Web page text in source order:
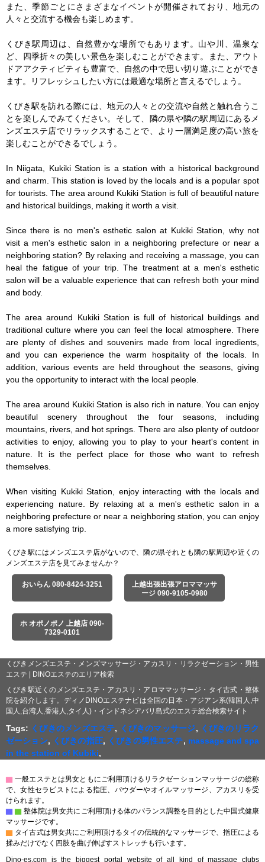
また、季節ごとにさまざまなイベントが開催されており、地元の
人々と交流する機会も楽しめます。
くびき駅周辺は、自然豊かな場所でもあります。山や川、温泉な
ど、四季折々の美しい景色を楽しむことができます。また、アウト
ドアアクティビティも豊富で、自然の中で思い切り遊ぶことができ
ます。リフレッシュしたい方には最適な場所と言えるでしょう。
くびき駅を訪れる際には、地元の人々との交流や自然と触れ合うこ
とを楽しんでみてください。そして、隣の県や隣の駅周辺にあるメ
ンズエステ店でリラックスすることで、より一層満足度の高い旅を
楽しむことができるでしょう。
In Niigata, Kukiki Station is a station with a historical background
and charm. This station is loved by the locals and is a popular spot
for tourists. The area around Kukiki Station is full of beautiful nature
and historical buildings, making it worth a visit.
Since there is no men's esthetic salon at Kukiki Station, why not
visit a men's esthetic salon in a neighboring prefecture or near a
neighboring station? By relaxing and receiving a massage, you can
heal the fatigue of your trip. The treatment at a men's esthetic
salon will be a valuable experience that can refresh both your mind
and body.
The area around Kukiki Station is full of historical buildings and
traditional culture where you can feel the local atmosphere. There
are plenty of dishes and souvenirs made from local ingredients,
and you can experience the warm hospitality of the locals. In
addition, various events are held throughout the seasons, giving
you the opportunity to interact with the local people.
The area around Kukiki Station is also rich in nature. You can enjoy
beautiful scenery throughout the four seasons, including
mountains, rivers, and hot springs. There are also plenty of outdoor
activities to enjoy, allowing you to play to your heart's content in
nature. It is the perfect place for those who want to refresh
themselves.
When visiting Kukiki Station, enjoy interacting with the locals and
experiencing nature. By relaxing at a men's esthetic salon in a
neighboring prefecture or near a neighboring station, you can enjoy
a more satisfying trip.
くびき駅にはメンズエステ店がないので、隣の県それとも隣の駅周辺や近くの
メンズエステ店を見てみませんか？
おいらん 080-8424-3251
上越出張出張アロママッサ
ージ 090-9105-0980
ホ オポノポノ 上越店 090-
7329-0101
くびきメンズエステ・メンズマッサージ・アカスリ・リラクゼーション・男性
エステ | DINOエステのエリア検索
くびき駅近くのメンズエステ・アカスリ・アロママッサージ・タイ古式・整体
院を紹介します。ディノDINOエステナビは全国の日本・アジアン系(韓国人,中
国人,台湾人,香港人,タイ人)・インドネシアバリ島式のエステ総合検索サイト
Tags: くびきのメンズエステ, くびきのマッサージ, くびきのリラク
ゼーション, くびきの指圧, くびきの男性エステ, massage and spa
in the station of Kubiki,
▇ 一般エステとは男女ともにご利用頂けるリラクゼーションマッサージの総称
で、女性セラピストによる指圧、パウダーやオイルマッサージ、アカスリを受
けられます。
▇ ▇ 整体院は男女共にご利用頂ける体のバランス調整を目的とした中国式健康
マッサージです。
▇ タイ古式は男女共にご利用頂けるタイの伝統的なマッサージで、指圧による
揉みだけでなく四肢を曲げ伸ばすストレッチも行います。
Dino-es.com is the biggest portal website of all kind of massage clubs